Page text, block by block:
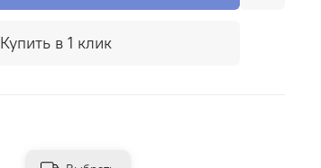
Купить в 1 клик